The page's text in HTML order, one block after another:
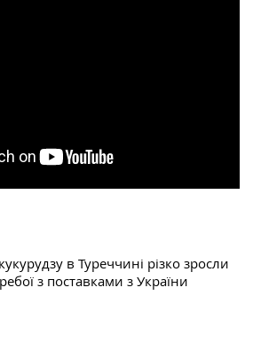
в Туреччині різко зросли
з поставками з України